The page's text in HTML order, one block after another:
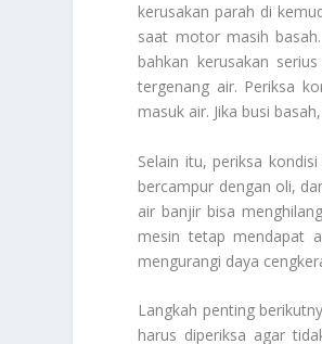
kerusakan parah di
saat motor masih
bahkan kerusakan
tergenang air. Periksa
masuk air. Jika busi
Selain itu, periksa
bercampur dengan oli,
air banjir bisa
mesin tetap mendapat
mengurangi daya
Langkah penting
harus diperiksa agar